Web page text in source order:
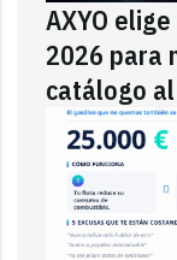
AXYO
2026 para
catálogo